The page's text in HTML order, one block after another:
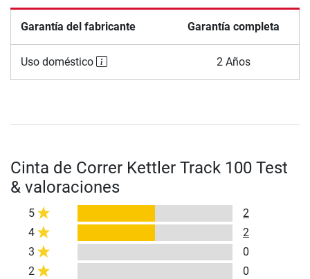
Garantía del fabricante Garantía completa
Uso doméstico 2 Años
Cinta de Correr Kettler Track 100 Test
& valoraciones
5
2
4
2
3
0
2
0